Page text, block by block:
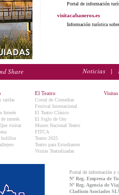
Portal de información
visitacabaneros.es
Información turística
Noticias |
tarifas
Interés
interés
visitar.
bolillos
El Teatro
Corral de Comedias
Festival Internacional
El Teatro Clásico
El Siglo de Oro
Museo Nacional Teatro
FITCA
Teatro 2025
Teatro para Estudiantes
Visitas Teatralizadas
Portal de información y
Nº Reg. Empresa de
Nº Reg. Agencia de
Cladium Asociados